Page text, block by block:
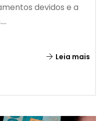
devidos e a
Leia mais